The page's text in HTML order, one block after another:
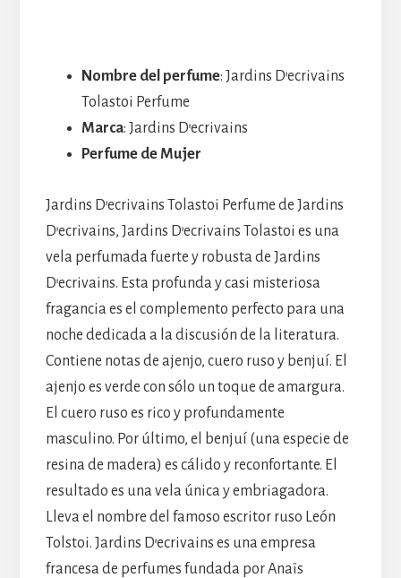
Nombre del perfume: Jardins D’ecrivains
Tolastoi Perfume
Marca: Jardins D’ecrivains
Perfume de Mujer
Jardins D’ecrivains Tolastoi Perfume de Jardins
D’ecrivains, Jardins D’ecrivains Tolastoi es una
vela perfumada fuerte y robusta de Jardins
D’ecrivains. Esta profunda y casi misteriosa
fragancia es el complemento perfecto para una
noche dedicada a la discusión de la literatura.
Contiene notas de ajenjo, cuero ruso y benjuí. El
ajenjo es verde con sólo un toque de amargura.
El cuero ruso es rico y profundamente
masculino. Por último, el benjuí (una especie de
resina de madera) es cálido y reconfortante. El
resultado es una vela única y embriagadora.
Lleva el nombre del famoso escritor ruso León
Tolstoi. Jardins D’ecrivains es una empresa
francesa de perfumes fundada por Anaïs